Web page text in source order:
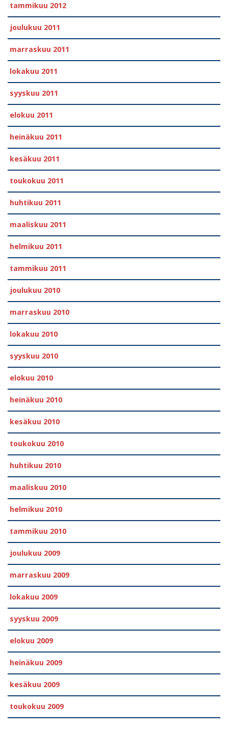
tammikuu 2012
joulukuu 2011
marraskuu 2011
lokakuu 2011
syyskuu 2011
elokuu 2011
heinäkuu 2011
kesäkuu 2011
toukokuu 2011
huhtikuu 2011
maaliskuu 2011
helmikuu 2011
tammikuu 2011
joulukuu 2010
marraskuu 2010
lokakuu 2010
syyskuu 2010
elokuu 2010
heinäkuu 2010
kesäkuu 2010
toukokuu 2010
huhtikuu 2010
maaliskuu 2010
helmikuu 2010
tammikuu 2010
joulukuu 2009
marraskuu 2009
lokakuu 2009
syyskuu 2009
elokuu 2009
heinäkuu 2009
kesäkuu 2009
toukokuu 2009